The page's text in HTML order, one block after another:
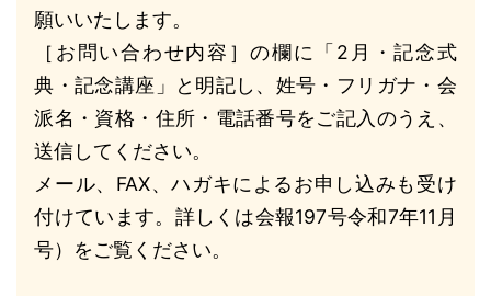
願いいたします。
［お問い合わせ内容］の欄に「2月・記念式
典・記念講座」と明記し、姓号・フリガナ・会
派名・資格・住所・電話番号をご記入のうえ、
送信してください。
メール、FAX、ハガキによるお申し込みも受け
付けています。詳しくは会報197号令和7年11月
号）をご覧ください。